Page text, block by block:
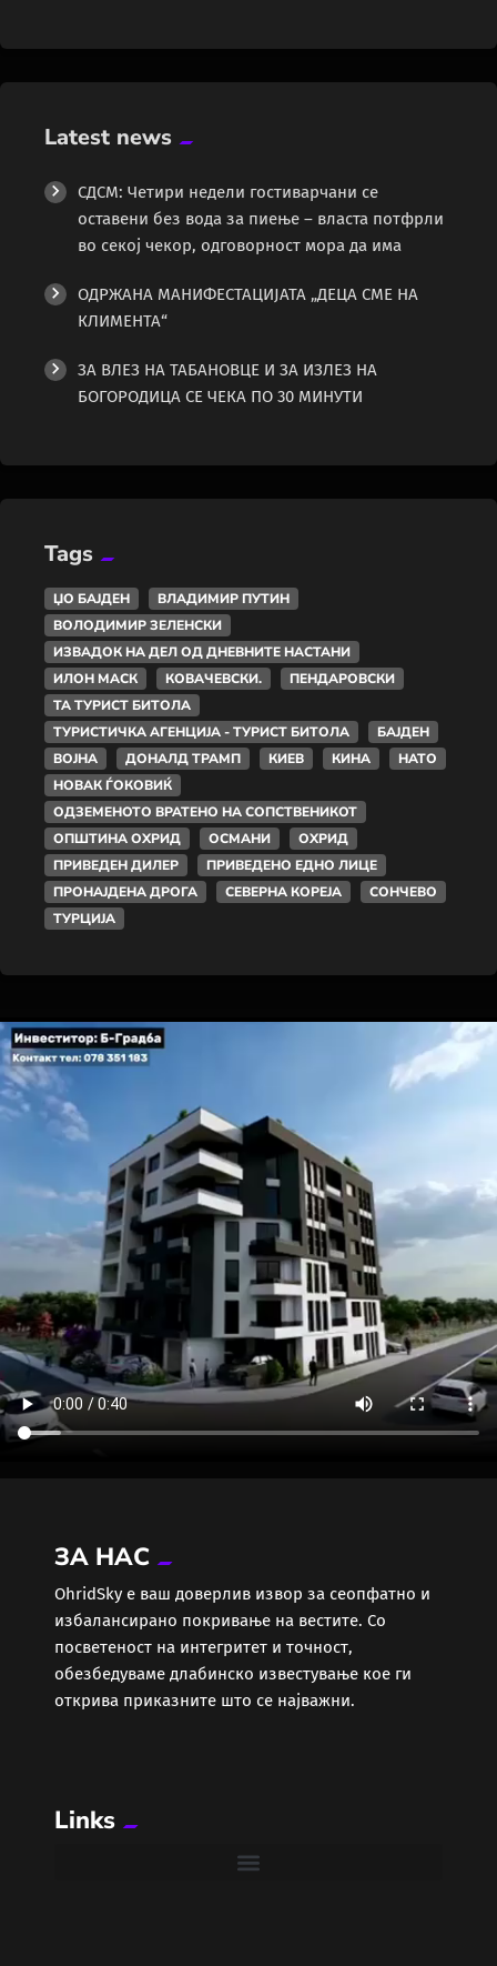
Latest news
СДСМ: Четири недели гостиварчани се
оставени без вода за пиење – власта потфрли
во секој чекор, одговорност мора да има
ОДРЖАНА МАНИФЕСТАЦИЈАТА „ДЕЦА СМЕ НА
КЛИМЕНТА“
ЗА ВЛЕЗ НА ТАБАНОВЦЕ И ЗА ИЗЛЕЗ НА
БОГОРОДИЦА СЕ ЧЕКА ПО 30 МИНУТИ
Tags
ЏО БАЈДЕН
ВЛАДИМИР ПУТИН
ВОЛОДИМИР ЗЕЛЕНСКИ
ИЗВАДОК НА ДЕЛ ОД ДНЕВНИТЕ НАСТАНИ
ИЛОН МАСК
КОВАЧЕВСКИ.
ПЕНДАРОВСКИ
ТА ТУРИСТ БИТОЛА
ТУРИСТИЧКА АГЕНЦИЈА - ТУРИСТ БИТОЛА
БАЈДЕН
ВОЈНА
ДОНАЛД ТРАМП КИЕВ КИНА
НАТО
НОВАК ЃОКОВИЌ
ОДЗЕМЕНОТО ВРАТЕНО НА СОПСТВЕНИКОТ
ОПШТИНА ОХРИД
ОСМАНИ
ОХРИД
ПРИВЕДЕН ДИЛЕР
ПРИВЕДЕНО ЕДНО ЛИЦЕ
ПРОНАЈДЕНА ДРОГА
СЕВЕРНА КОРЕЈА
СОНЧЕВО
ТУРЦИЈА
ЗА НАС
ОhridSky е ваш доверлив извор за сеопфатно и
избалансирано покривање на вестите. Со
посветеност на интегритет и точност,
обезбедуваме длабинско известување кое ги
открива приказните што се најважни.
Links